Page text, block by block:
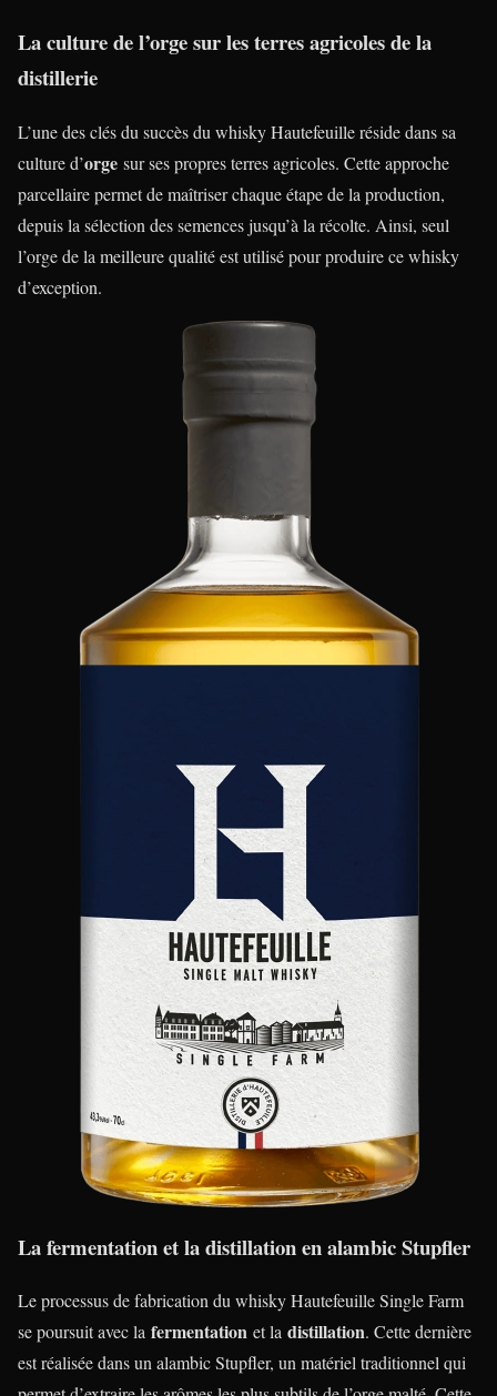
La culture de l’orge sur les terres agricoles de la
distillerie
L’une des clés du succès du whisky Hautefeuille réside dans sa
culture d’orge sur ses propres terres agricoles. Cette approche
parcellaire permet de maîtriser chaque étape de la production,
depuis la sélection des semences jusqu’à la récolte. Ainsi, seul
l’orge de la meilleure qualité est utilisé pour produire ce whisky
d’exception.
La fermentation et la distillation en alambic Stupfler
Le processus de fabrication du whisky Hautefeuille Single Farm
se poursuit avec la fermentation et la distillation. Cette dernière
est réalisée dans un alambic Stupfler, un matériel traditionnel qui